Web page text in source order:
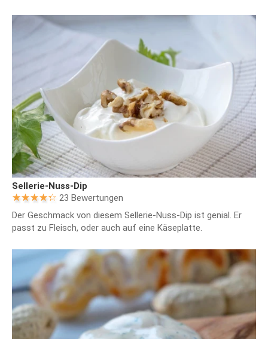
Sellerie-Nuss-Dip
23 Bewertungen
Der Geschmack von diesem Sellerie-Nuss-Dip ist genial. Er
passt zu Fleisch, oder auch auf eine Käseplatte.